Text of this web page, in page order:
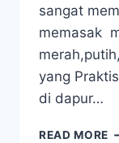
sangat
memasak
yang
di dapur…
READ MORE